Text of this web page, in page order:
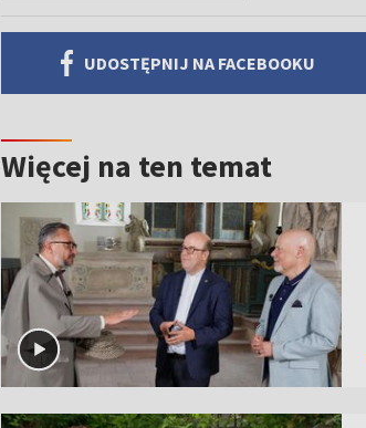
UDOSTĘPNIJ NA FACEBOOKU
Więcej na ten temat